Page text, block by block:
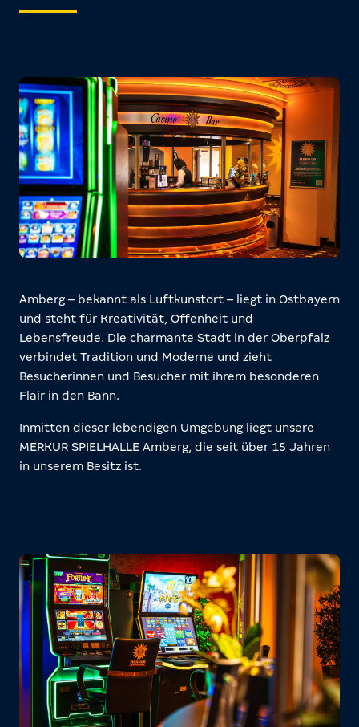
Amberg – bekannt als Luftkunstort – liegt in Ostbayern
und steht für Kreativität, Offenheit und
Lebensfreude. Die charmante Stadt in der Oberpfalz
verbindet Tradition und Moderne und zieht
Besucherinnen und Besucher mit ihrem besonderen
Flair in den Bann.
Inmitten dieser lebendigen Umgebung liegt unsere
MERKUR SPIELHALLE Amberg, die seit über 15 Jahren
in unserem Besitz ist.